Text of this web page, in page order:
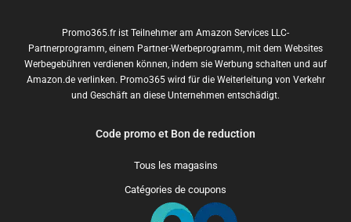
Promo365.fr ist Teilnehmer am Amazon Services LLC-
Partnerprogramm, einem Partner-Werbeprogramm, mit dem Websites
Werbegebühren verdienen können, indem sie Werbung schalten und auf
Amazon.de verlinken. Promo365 wird für die Weiterleitung von Verkehr
und Geschäft an diese Unternehmen entschädigt.
Code promo et Bon de reduction
Tous les magasins
Catégories de coupons